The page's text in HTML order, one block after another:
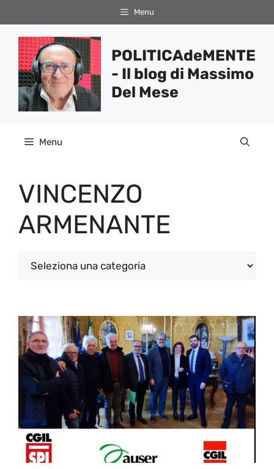
al
contenuto
Menu
POLITICAdeMENTE
- Il blog di Massimo
Del Mese
Menu
VINCENZO
ARMENANTE
Categorie